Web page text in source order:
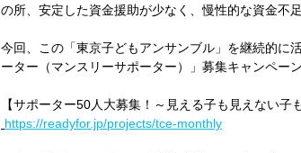
の所、安定した資金援助が少なく、慢性的な資金不
今回、この「東京子どもアンサンブル」を継続的に
ーター（マンスリーサポーター）」募集キャンペー
【サポーター50人大募集！～見える子も見えない子
https://readyfor.jp/projects/tce-monthly